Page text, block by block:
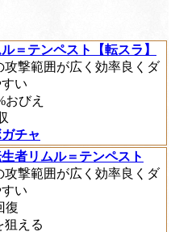
＝テンペスト【転スラ】
攻撃範囲が広く効率良くダ
い
おびえ
チャ
者リムル＝テンペスト
攻撃範囲が広く効率良くダ
い
復
狙える